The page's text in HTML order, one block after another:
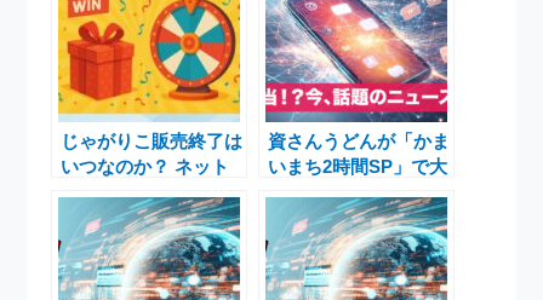
じゃがりこ販売終了は
いつなのか？ ネット
の情報をリサーチして
みた！
資さんうどんが「かま
いまち2時間SP」で大
注目！福岡発の老舗う
どん店の魅力と東京進
出の快挙